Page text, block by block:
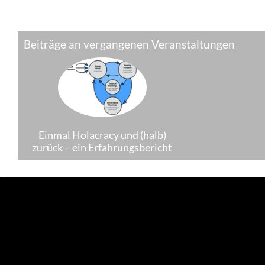
Beiträge an vergangenen Veranstaltungen
Einmal Holacracy und (halb)
zurück – ein Erfahrungsbericht